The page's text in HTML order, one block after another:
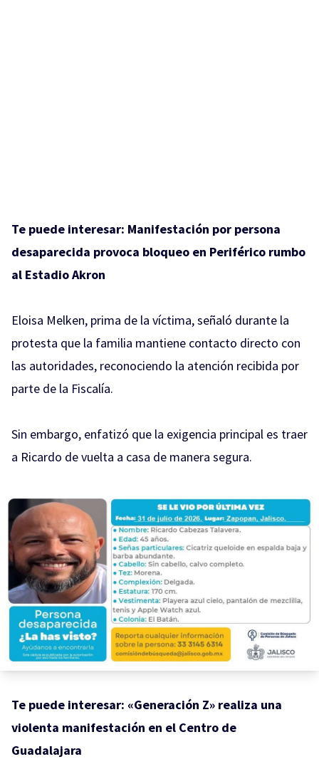
Te puede interesar: Manifestación por persona
desaparecida provoca bloqueo en Periférico rumbo
al Estadio Akron
Eloisa Melken, prima de la víctima, señaló durante la
protesta que la familia mantiene contacto directo con
las autoridades, reconociendo la atención recibida por
parte de la Fiscalía.
Sin embargo, enfatizó que la exigencia principal es traer
a Ricardo de vuelta a casa de manera segura.
Te puede interesar: «Generación Z» realiza una
violenta manifestación en el Centro de
Guadalajara